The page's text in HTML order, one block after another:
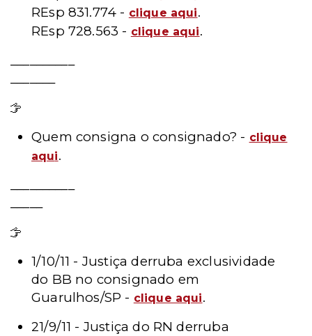
REsp 831.774 - clique aqui.
REsp 728.563 - clique aqui.
Quem consigna o consignado? - clique
aqui.
1/10/11 - Justiça derruba exclusividade
do BB no consignado em
Guarulhos/SP - clique aqui.
21/9/11 - Justiça do RN derruba